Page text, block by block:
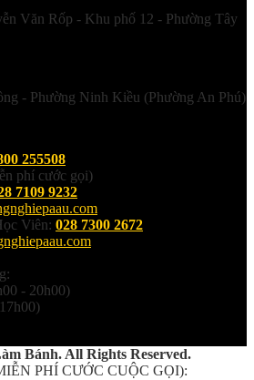
Văn Rốp - Khu phố 12 - Phường Tây
- Phường Ninh Kiều (Phường An Phú)
255508
phí cước gọi)
7109 9232
Viên: 028 7300 2672
- 20h00)
Bánh. All Rights Reserved.
PHÍ CƯỚC CUỘC GỌI):